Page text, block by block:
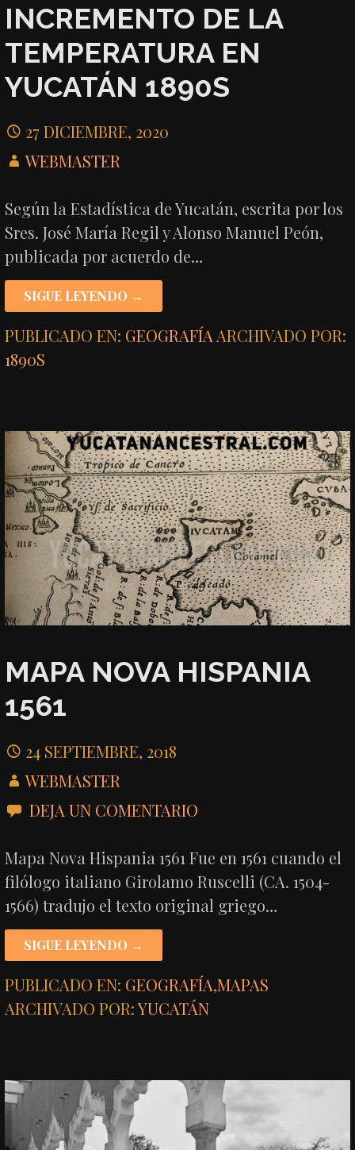
INCREMENTO DE LA
TEMPERATURA EN
YUCATÁN 1890S
27 DICIEMBRE, 2020
WEBMASTER
Según la Estadística de Yucatán, escrita por los
Sres. José María Regil y Alonso Manuel Peón,
publicada por acuerdo de…
SIGUE LEYENDO →
PUBLICADO EN: GEOGRAFÍA ARCHIVADO POR:
1890S
MAPA NOVA HISPANIA
1561
24 SEPTIEMBRE, 2018
WEBMASTER
DEJA UN COMENTARIO
Mapa Nova Hispania 1561 Fue en 1561 cuando el
filólogo italiano Girolamo Ruscelli (CA. 1504-
1566) tradujo el texto original griego…
SIGUE LEYENDO →
PUBLICADO EN: GEOGRAFÍA,MAPAS
ARCHIVADO POR:YUCATÁN